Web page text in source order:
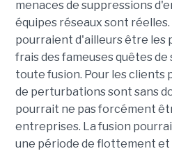
menaces de suppressions
équipes réseaux sont
pourraient d'ailleurs être les
frais des fameuses quêtes
toute fusion. Pour les clients
de perturbations sont sans
pourrait ne pas forcément
entreprises. La fusion
une période de flottement et